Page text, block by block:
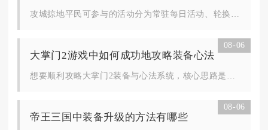
08-06
大掌门2游戏中如何成功地攻略装备心法
08-06
帝王三国中装备升级的方法有哪些